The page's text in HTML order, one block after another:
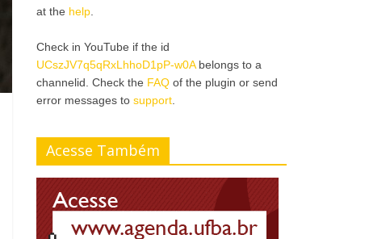
at the help
Check in YouTube if the id
UCszJV7q5qRxLhhoD1pP-w0Abelongs to a
channelid. Check the FAQ of the plugin or send
error messages to support
Acesse Também